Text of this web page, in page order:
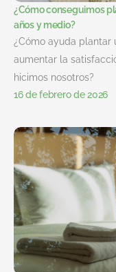
¿Cómo conseguimos
años y medio?
¿Cómo ayuda plantar
aumentar la
hicimos nosotros?
16 de febrero de 2026